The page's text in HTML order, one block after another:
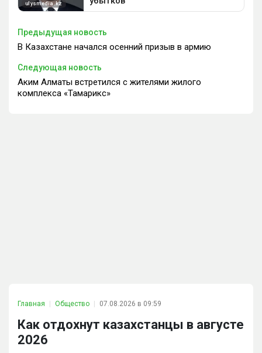
Предыдущая новость
В Казахстане начался осенний призыв в армию
Следующая новость
Аким Алматы встретился с жителями жилого
комплекса «Тамарикс»
Главная Общество 07.08.2026 в 09:59
Как отдохнут казахстанцы в августе
2026